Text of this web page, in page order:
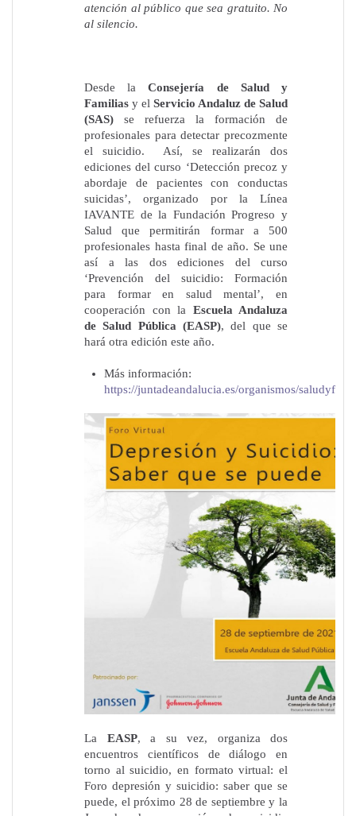
atención al público que sea gratuito. No
al silencio.
Desde laConsejería de Salud y
Familias y el Servicio Andaluz de Salud
(SAS) se refuerza
la formación de
profesionales para detectar precozmente
el suicidio. Así, se realizarán dos
ediciones del curso ‘Detección precoz y
abordaje de pacientes con conductas
suicidas’, organizado por la Línea
IAVANTE de la Fundación Progreso y
Salud que permitirán formar a 500
profesionales hasta final de año. Se une
así a las dos ediciones del curso
‘Prevención del suicidio: Formación
para formar en salud mental’, en
cooperación con la Escuela Andaluza
de Salud Pública (EASP), del que se
hará otra edición este año.
Más información:
https://juntadeandalucia.es/organismos/
La EASP, a su vez, organiza dos
encuentros científicos de diálogo en
torno al suicidio, en formato virtual: el
Foro depresión y suicidio: saber que se
puede, el próximo 28 de septiembre y la